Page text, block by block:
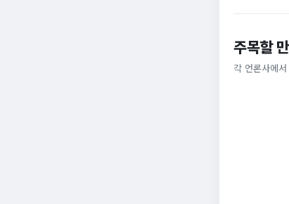
주목할
각 언론사에
이 대통령
암고도 없
채널A
총리 영상